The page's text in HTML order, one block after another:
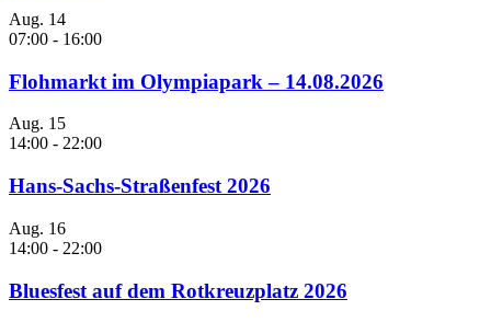
Aug. 14
07:00 - 16:00
Flohmarkt im Olympiapark – 14.08.2026
Aug. 15
14:00 - 22:00
Hans-Sachs-Straßenfest 2026
Aug. 16
14:00 - 22:00
Bluesfest auf dem Rotkreuzplatz 2026